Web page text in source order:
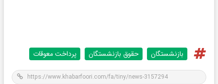
بازنشستگان حقوق بازنشستگان پرداخت معوقات